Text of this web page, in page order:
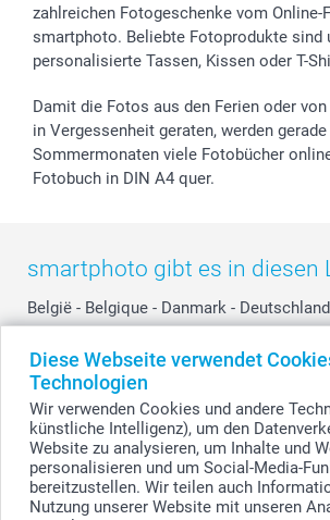
Diese Webseite verwendet
Technologien
Wir verwenden Cookies und andere
künstliche Intelligenz), um den
Website zu analysieren, um Inhalte und
personalisieren und um Social-Media-
bereitzustellen. Wir teilen auch
Nutzung unserer Website mit unseren
smartfriends
smartgarantie
smartbonus
zahlreichen Fotogeschenke vom Online-
smartphoto. Beliebte Fotoprodukte sind
personalisierte Tassen, Kissen oder T-
Damit die Fotos aus den Ferien oder
in Vergessenheit geraten, werden
Sommermonaten viele Fotobücher
Fotobuch in DIN A4 quer.
smartphoto gibt es in diesen
België - Belgique - Danmark - Deutschland
Switzerland - Suomi - Sverige - United
Other Countries
Alle Preise verstehen sich in Schweizer Franken
Versandkosten.